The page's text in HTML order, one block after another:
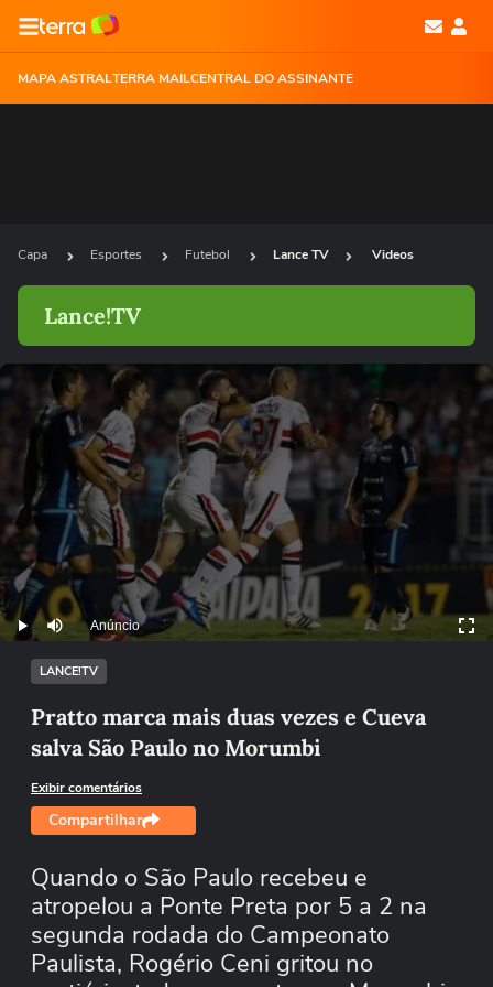
MAPA ASTRALTERRA MAILCENTRAL DO ASSINANTE
Capa Esportes Futebol Lance TV Videos
Lance!TV
Play Mutar Anúncio
LANCE!TV
Pratto marca mais duas vezes e Cueva
salva São Paulo no Morumbi
Exibir comentários
Compartilhar
Quando o São Paulo recebeu e
atropelou a Ponte Preta por 5 a 2 na
segunda rodada do Campeonato
Paulista, Rogério Ceni gritou no